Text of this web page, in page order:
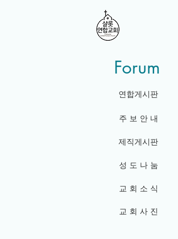
Forum
연합게시판
주 보 안 내
제직게시판
성 도 나 눔
교 회 소 식
교 회 사 진